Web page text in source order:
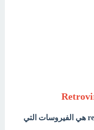
الفيروسات التي